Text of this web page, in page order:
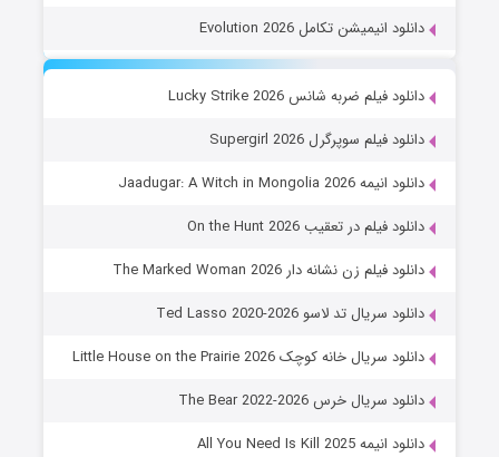
دانلود انیمیشن تکامل Evolution 2026
دانلود فیلم ضربه شانس Lucky Strike 2026
دانلود فیلم سوپرگرل Supergirl 2026
دانلود انیمه Jaadugar: A Witch in Mongolia 2026
دانلود فیلم در تعقیب On the Hunt 2026
دانلود فیلم زن نشانه دار The Marked Woman 2026
دانلود سریال تد لاسو Ted Lasso 2020-2026
دانلود سریال خانه کوچک Little House on the Prairie 2026
دانلود سریال خرس The Bear 2022-2026
دانلود انیمه All You Need Is Kill 2025